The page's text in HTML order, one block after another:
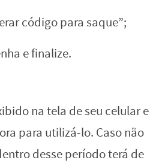
código para saque”;
e finalize.
na tela de seu celular e
para utilizá-lo. Caso não
desse período terá de